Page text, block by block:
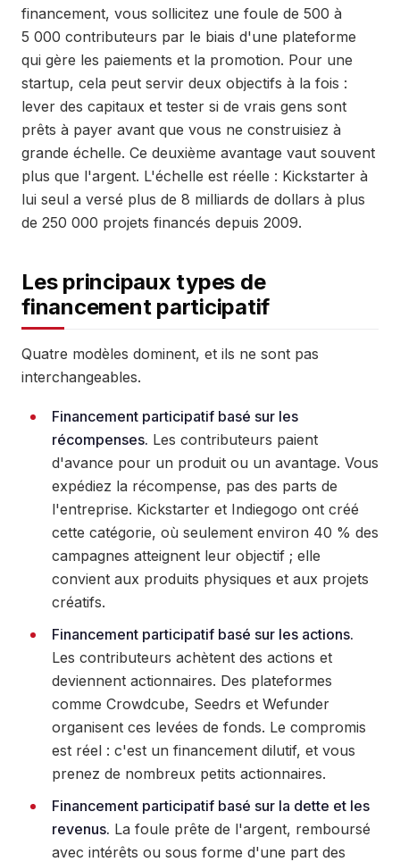
financement, vous sollicitez une foule de 500 à
5 000 contributeurs par le biais d'une plateforme
qui gère les paiements et la promotion. Pour une
startup, cela peut servir deux objectifs à la fois :
lever des capitaux et tester si de vrais gens sont
prêts à payer avant que vous ne construisiez à
grande échelle. Ce deuxième avantage vaut souvent
plus que l'argent. L'échelle est réelle : Kickstarter à
lui seul a versé plus de 8 milliards de dollars à plus
de 250 000 projets financés depuis 2009.
Les principaux types de
financement participatif
Quatre modèles dominent, et ils ne sont pas
interchangeables.
Financement participatif basé sur les
récompenses. Les contributeurs paient
d'avance pour un produit ou un avantage. Vous
expédiez la récompense, pas des parts de
l'entreprise. Kickstarter et Indiegogo ont créé
cette catégorie, où seulement environ 40 % des
campagnes atteignent leur objectif ; elle
convient aux produits physiques et aux projets
créatifs.
Financement participatif basé sur les actions.
Les contributeurs achètent des actions et
deviennent actionnaires. Des plateformes
comme Crowdcube, Seedrs et Wefunder
organisent ces levées de fonds. Le compromis
est réel : c'est un financement dilutif, et vous
prenez de nombreux petits actionnaires.
Financement participatif basé sur la dette et les
revenus. La foule prête de l'argent, remboursé
avec intérêts ou sous forme d'une part des